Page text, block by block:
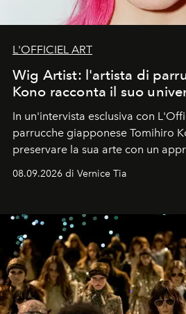
L'OFFICIEL ART
Wig Artist: l'artista di
Kono racconta il suo
In un'intervista esclusiva con
parrucche giapponese Tomihiro
preservare la sua arte con un
08.09.2026 di Vernice Tia